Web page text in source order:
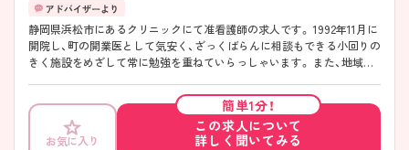
静岡県浜松市にあるクリニックにて准看護師の求人です。 1992年11月に
開院し、町の開業医として気安く、ざっくばらんに相談もできる小回りの
きく施設をめざして常に勉強を重ねていらっしゃいます。 また、地域の
しゃいます。 ご興味のある方はお気軽にお問い合わせください。
お気に入り
簡単1分！
この求人について
詳しく聞いてみる